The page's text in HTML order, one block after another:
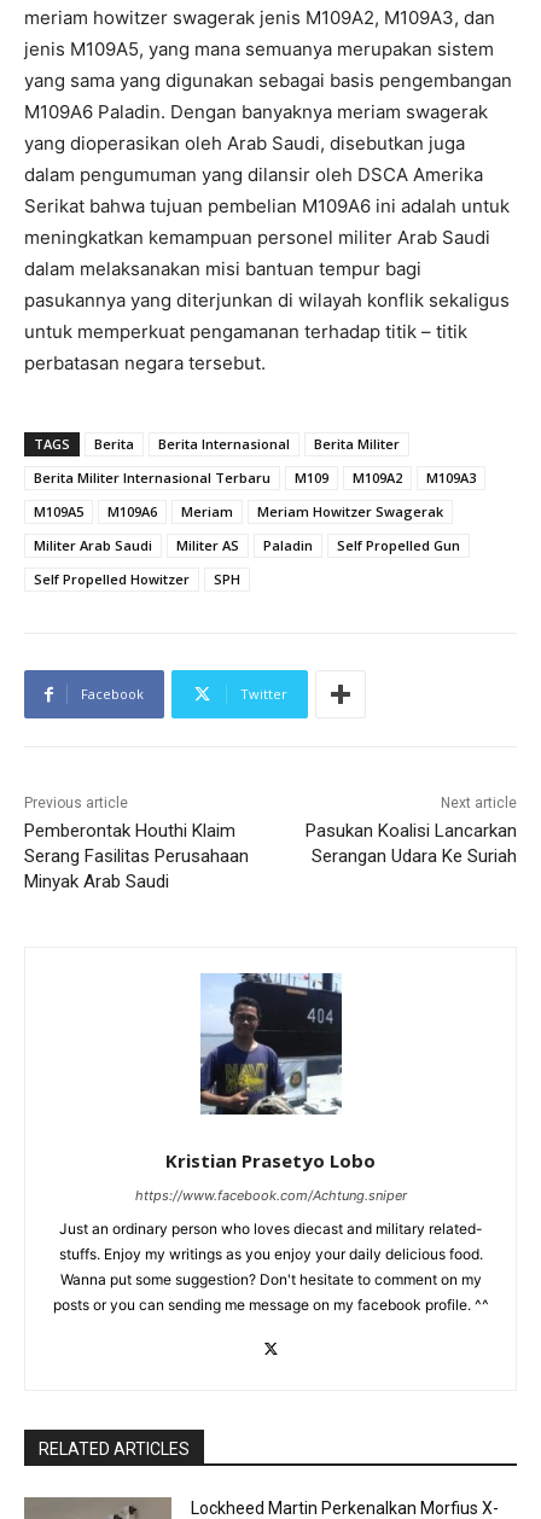
meriam howitzer swagerak jenis M109A2, M109A3, dan
jenis M109A5, yang mana semuanya merupakan sistem
yang sama yang digunakan sebagai basis pengembangan
M109A6 Paladin. Dengan banyaknya meriam swagerak
yang dioperasikan oleh Arab Saudi, disebutkan juga
dalam pengumuman yang dilansir oleh DSCA Amerika
Serikat bahwa tujuan pembelian M109A6 ini adalah untuk
meningkatkan kemampuan personel militer Arab Saudi
dalam melaksanakan misi bantuan tempur bagi
pasukannya yang diterjunkan di wilayah konflik sekaligus
untuk memperkuat pengamanan terhadap titik – titik
perbatasan negara tersebut.
TAGS Berita Berita Internasional
Berita Militer
Berita Militer Internasional Terbaru
M109 M109A2
M109A3
M109A5
M109A6 Meriam
Meriam Howitzer Swagerak
Militer Arab Saudi
Militer AS Paladin
Self Propelled Gun
Self Propelled Howitzer
SPH
Facebook Twitter
Previous article
Pemberontak Houthi Klaim
Serang Fasilitas Perusahaan
Minyak Arab Saudi
Next article
Pasukan Koalisi Lancarkan
Serangan Udara Ke Suriah
Kristian Prasetyo Lobo
https://www.facebook.com/Achtung.sniper
Just an ordinary person who loves diecast and military related-
stuffs. Enjoy my writings as you enjoy your daily delicious food.
Wanna put some suggestion? Don't hesitate to comment on my
posts or you can sending me message on my facebook profile. ^^
RELATED ARTICLES
Lockheed Martin Perkenalkan Morfius X-